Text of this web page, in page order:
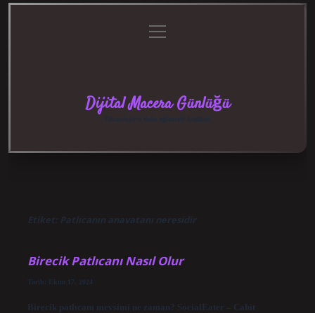
menüyü
aç
Dijital Macera Günlüğü
Etiket: Patlıcanın anavatanı neresidir
Birecik Patlıcanı Nasıl Olur
Tarih: Ekim 17, 2024
Birecik patlıcanı mevsimi ne zaman? SocialEater – Cahit